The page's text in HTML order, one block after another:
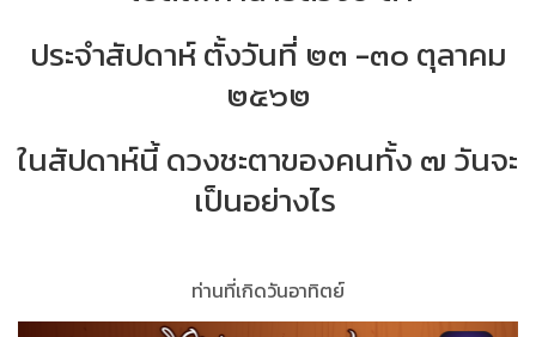
ประจำสัปดาห์ ตั้งวันที่ ๒๓ -๓๐ ตุลาคม
๒๕๖๒
ในสัปดาห์นี้ ดวงชะตาของคนทั้ง ๗ วันจะ
เป็นอย่างไร
ท่านที่เกิดวันอาทิตย์